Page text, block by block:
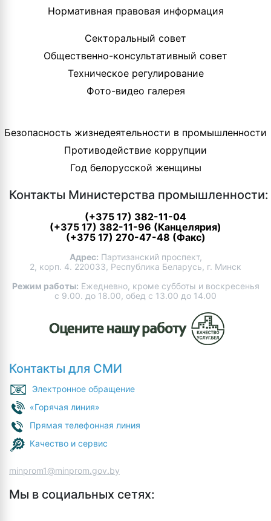
Нормативная правовая информация
Секторальный совет
Общественно-консультативный совет
Техническое регулирование
Фото-видео галерея
Безопасность жизнедеятельности в промышленности
Противодействие коррупции
Год белорусской женщины
Контакты Министерства промышленности:
(+375 17) 382-11-04
(+375 17) 382-11-96 (Канцелярия)
(+375 17) 270-47-48 (Факс)
Адрес: Партизанский проспект,
2, корп. 4. 220033, Республика Беларусь, г. Минск
Режим работы: Ежедневно, кроме субботы и воскресенья
с 9.00. до 18.00, обед с 13.00 до 14.00
Контакты для СМИ
Электронное обращение
«Горячая линия»
Прямая телефонная линия
Качество и сервис
minprom1@minprom.gov.by
Мы в социальных сетях: